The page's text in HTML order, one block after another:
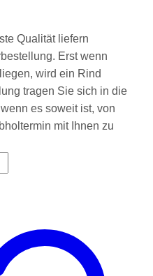
Qualität liefern
Erst wenn
wird ein Rind
tragen Sie sich in die
es soweit ist, von
mit Ihnen zu